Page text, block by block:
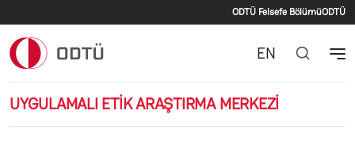
İkincil menü
ODTÜ Felsefe BölümüODTÜ
UYGULAMALI ETİK ARAŞTIRMA MERKEZİ
EN